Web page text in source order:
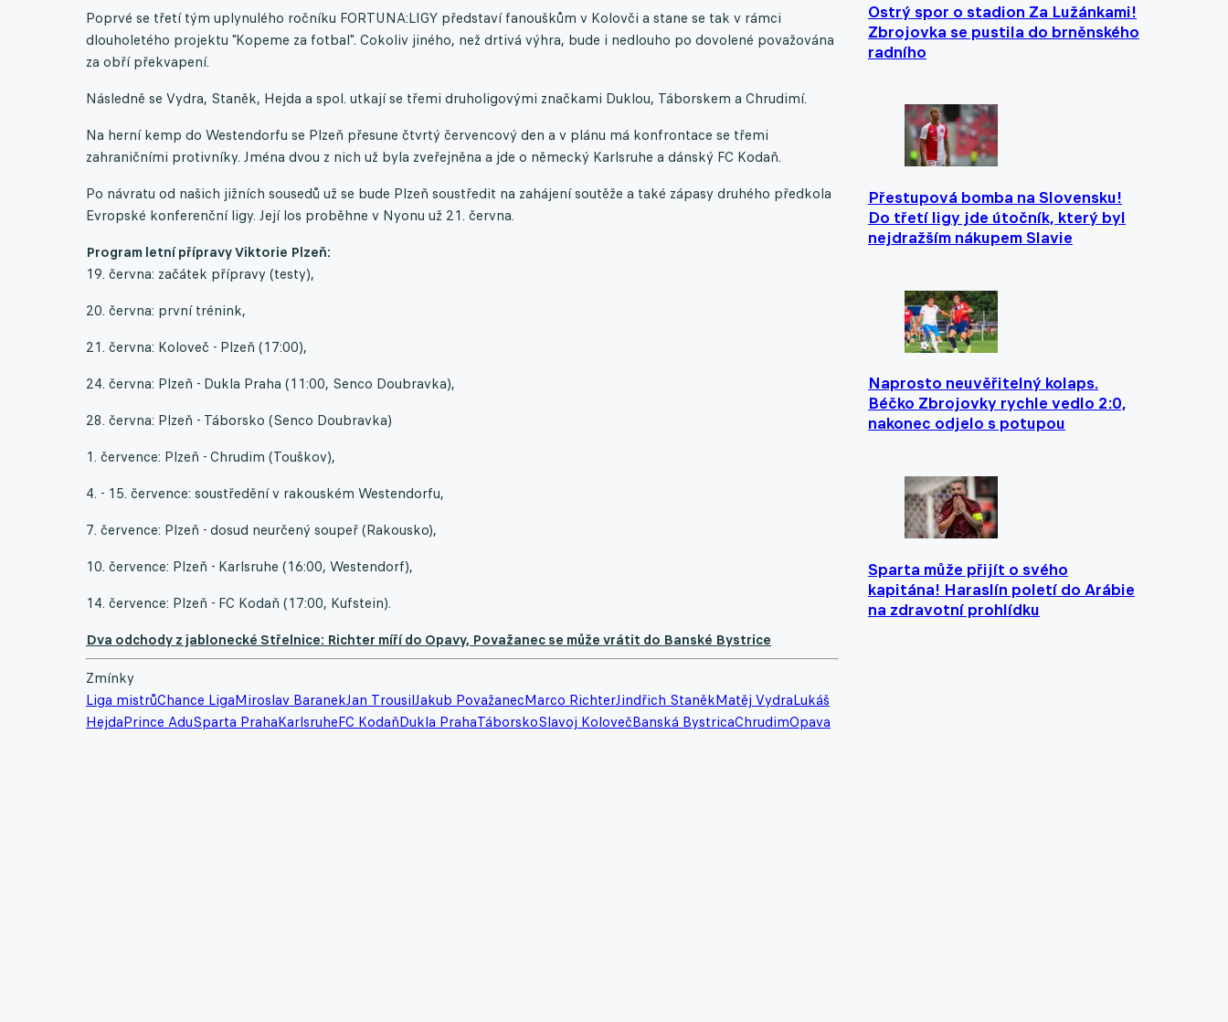
Ostrý spor o stadion Za Lužánkami!
Zbrojovka se pustila do brněnského
radního
Přestupová bomba na Slovensku!
Do třetí ligy jde útočník, který byl
nejdražším nákupem Slavie
Naprosto neuvěřitelný kolaps.
Béčko Zbrojovky rychle vedlo 2:0,
nakonec odjelo s potupou
Sparta může přijít o svého
kapitána! Haraslín poletí do Arábie
na zdravotní prohlídku
Poprvé se třetí tým uplynulého ročníku FORTUNA:LIGY představí fanouškům v Kolovči a stane se tak v rámci
dlouholetého projektu "Kopeme za fotbal". Cokoliv jiného, než drtivá výhra, bude i nedlouho po dovolené považována
za obří překvapení.
Následně se Vydra, Staněk, Hejda a spol. utkají se třemi druholigovými značkami Duklou, Táborskem a Chrudimí.
Na herní kemp do Westendorfu se Plzeň přesune čtvrtý červencový den a v plánu má konfrontace se třemi
zahraničními protivníky. Jména dvou z nich už byla zveřejněna a jde o německý Karlsruhe a dánský FC Kodaň.
Po návratu od našich jižních sousedů už se bude Plzeň soustředit na zahájení soutěže a také zápasy druhého předkola
Evropské konferenční ligy. Její los proběhne v Nyonu už 21. června.
Program letní přípravy Viktorie Plzeň:
19. června: začátek přípravy (testy),
20. června: první trénink,
21. června: Koloveč - Plzeň (17:00),
24. června: Plzeň - Dukla Praha (11:00, Senco Doubravka),
28. června: Plzeň - Táborsko (Senco Doubravka)
1. července: Plzeň - Chrudim (Touškov),
4. - 15. července: soustředění v rakouském Westendorfu,
7. července: Plzeň - dosud neurčený soupeř (Rakousko),
10. července: Plzeň - Karlsruhe (16:00, Westendorf),
14. července: Plzeň - FC Kodaň (17:00, Kufstein).
Dva odchody z jablonecké Střelnice: Richter míří do Opavy, Považanec se může vrátit do Banské Bystrice
Zmínky
Liga mistrůChance LigaMiroslav BaranekJan TrousilJakub PovažanecMarco RichterJindřich StaněkMatěj VydraLukáš
HejdaPrince AduSparta PrahaKarlsruheFC KodaňDukla PrahaTáborskoSlavoj KolovečBanská BystricaChrudimOpava